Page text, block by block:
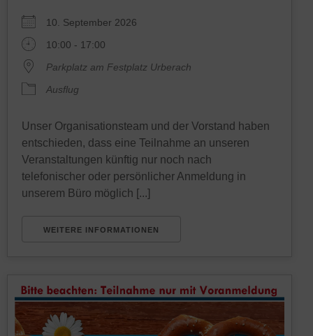
10. September 2026
10:00 - 17:00
Parkplatz am Festplatz Urberach
Ausflug
Unser Organisationsteam und der Vorstand haben
entschieden, dass eine Teilnahme an unseren
Veranstaltungen künftig nur noch nach
telefonischer oder persönlicher Anmeldung in
unserem Büro möglich [...]
WEITERE INFORMATIONEN